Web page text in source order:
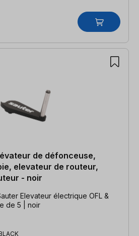
de défonceuse,
elevateur de routeur,
- noir
Elevateur électrique OFL &
de 5 | noir